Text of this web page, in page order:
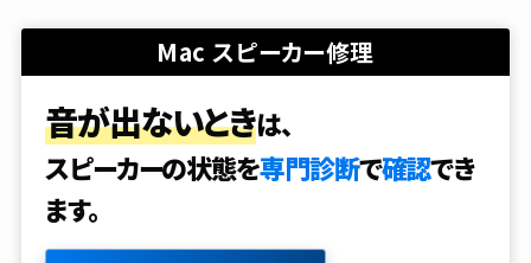
Mac スピーカー修理
音が出ないときは、
スピーカーの状態を専門診断で確認でき
ます。